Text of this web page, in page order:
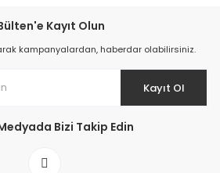
Kayıt Olun
kampanyalardan, haberdar olabilirsiniz.
Kayıt Ol
Bizi Takip Edin